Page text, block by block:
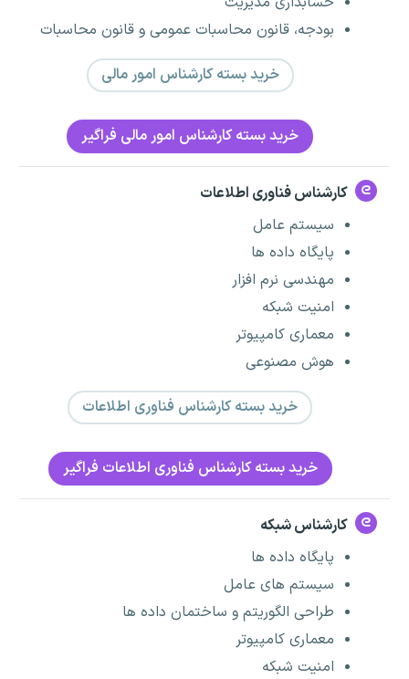
بودجه، قانون محاسبات عمومی و قانون محاسبات
خرید بسته کارشناس امور مالی
خرید بسته کارشناس امور مالی فراگیر
کارشناس فناوری اطلاعات
سیستم عامل
پایگاه داده ها
مهندسی نرم افزار
امنیت شبکه
معماری کامپیوتر
هوش مصنوعی
خرید بسته کارشناس فناوری اطلاعات
خرید بسته کارشناس فناوری اطلاعات فراگیر
کارشناس شبکه
پایگاه داده ها
سیستم های عامل
طراحی الگوریتم و ساختمان داده ها
معماری کامپیوتر
امنیت شبکه